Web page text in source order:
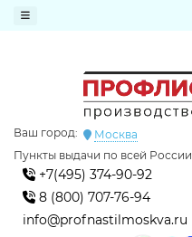
Ваш город:
Москва
Пункты выдачи по всей России
+7(495) 374-90-92
8 (800) 707-76-94
info@profnastilmoskva.ru